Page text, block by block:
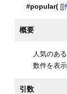
#popular([[
概要
人気のあ
数件を表示
引数